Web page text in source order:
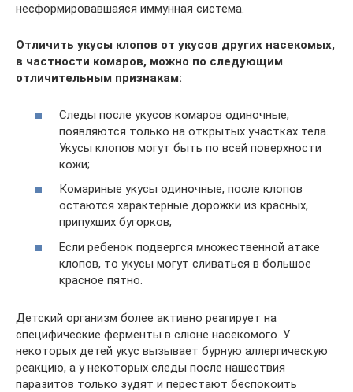
несформировавшаяся иммунная система.
Отличить укусы клопов от укусов других насекомых,
в частности комаров, можно по следующим
отличительным признакам:
Следы после укусов комаров одиночные,
появляются только на открытых участках тела.
Укусы клопов могут быть по всей поверхности
кожи;
Комариные укусы одиночные, после клопов
остаются характерные дорожки из красных,
припухших бугорков;
Если ребенок подвергся множественной атаке
клопов, то укусы могут сливаться в большое
красное пятно.
Детский организм более активно реагирует на
специфические ферменты в слюне насекомого. У
некоторых детей укус вызывает бурную аллергическую
реакцию, а у некоторых следы после нашествия
паразитов только зудят и перестают беспокоить